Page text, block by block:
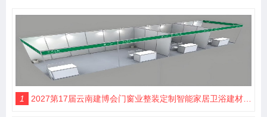
1 2027第17届云南建博会门窗业整装定制智能家居卫浴建材展会